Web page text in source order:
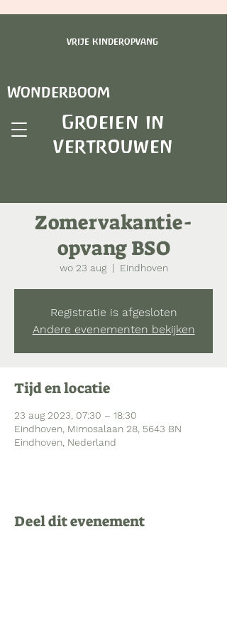
vrije kinderopvang
Wonderboom
Groeien in
vertrouwen
Zomervakantie-
opvang BSO
wo 23 aug
  |
Eindhoven
Registratie is afgesloten
Andere evenementen bekijken
Tijd en locatie
23 aug 2023, 07:30 – 18:30
Eindhoven, Mimosalaan 28, 5643 BN
Eindhoven, Nederland
Deel dit evenement